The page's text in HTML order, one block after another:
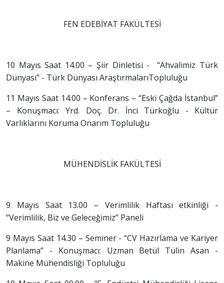
FEN EDEBİYAT FAKÜLTESİ
10 Mayıs Saat 14.00 – Şiir Dinletisi - “Ahvalimiz Türk
Dünyası” - Türk Dünyası AraştırmalarıTopluluğu
11 Mayıs Saat 14.00 – Konferans – “Eski Çağda İstanbul”
– Konuşmacı: Yrd. Doç. Dr. İnci Türkoğlu - Kültür
Varlıklarını Koruma Onarım Topluluğu
MÜHENDİSLİK FAKÜLTESİ
9 Mayıs Saat 13.00 – Verimlilik Haftası etkinliği -
“Verimlilik, Biz ve Geleceğimiz” Paneli
9 Mayıs Saat 14.30 – Seminer - “CV Hazırlama ve Kariyer
Planlama” - Konuşmacı: Uzman Betül Tülin Asan -
Makine Mühendisliği Topluluğu